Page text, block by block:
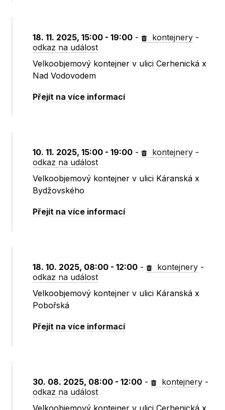
18. 11. 2025, 15:00 - 19:00 - kontejnery -
odkaz na událost
Velkoobjemový kontejner v ulici Cerhenická x
Nad Vodovodem
Přejít na více informací
10. 11. 2025, 15:00 - 19:00 - kontejnery -
odkaz na událost
Velkoobjemový kontejner v ulici Káranská x
Bydžovského
Přejít na více informací
18. 10. 2025, 08:00 - 12:00 - kontejnery -
odkaz na událost
Velkoobjemový kontejner v ulici Káranská x
Pobořská
Přejít na více informací
30. 08. 2025, 08:00 - 12:00 - kontejnery -
odkaz na událost
Velkoobjemový kontejner v ulici Cerhenická x